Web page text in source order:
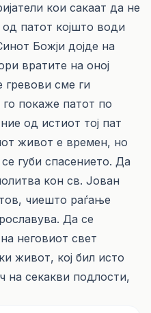
кои сакаат да не
патот којшто води
Божји дојде на
вратите на оној
сме ги
покаже патот по
од истиот тој пат
живот е времен, но
губи спасението. Да
кон св. Јован
чиешто раѓање
Да се
неговиот свет
живот, кој бил исто
на секакви подлости,